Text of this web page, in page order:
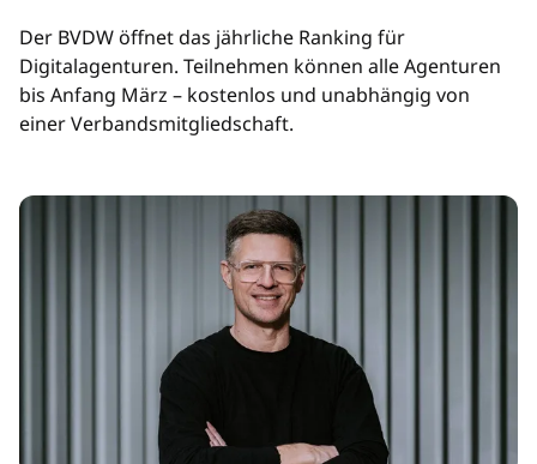
Der BVDW öffnet das jährliche Ranking für
Digitalagenturen. Teilnehmen können alle Agenturen
bis Anfang März – kostenlos und unabhängig von
einer Verbandsmitgliedschaft.